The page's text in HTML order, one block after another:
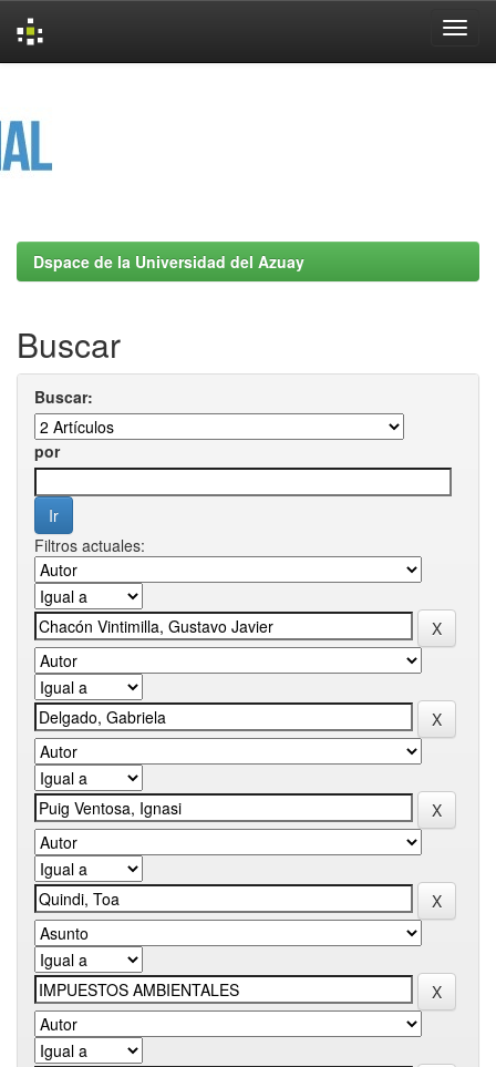
Dspace de la Universidad del Azuay
Buscar
Buscar:
por
Filtros actuales: